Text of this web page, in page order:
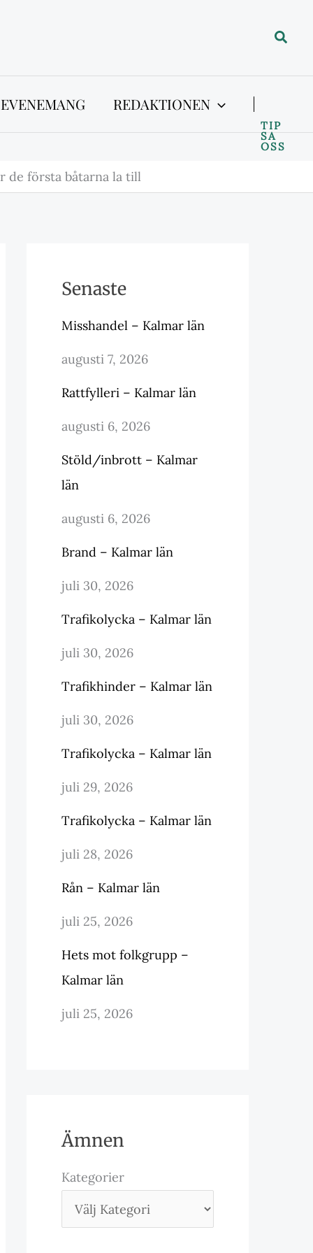
Sök
REDAKTIONEN
TIP
SA
OSS
de första båtarna la till
Senaste
Misshandel – Kalmar län
augusti 7, 2026
Rattfylleri – Kalmar län
augusti 6, 2026
Stöld/inbrott – Kalmar
län
augusti 6, 2026
Brand – Kalmar län
juli 30, 2026
Trafikolycka – Kalmar län
juli 30, 2026
Trafikhinder – Kalmar län
juli 30, 2026
Trafikolycka – Kalmar län
juli 29, 2026
Trafikolycka – Kalmar län
juli 28, 2026
Rån – Kalmar län
juli 25, 2026
Hets mot folkgrupp –
Kalmar län
juli 25, 2026
Ämnen
Kategorier